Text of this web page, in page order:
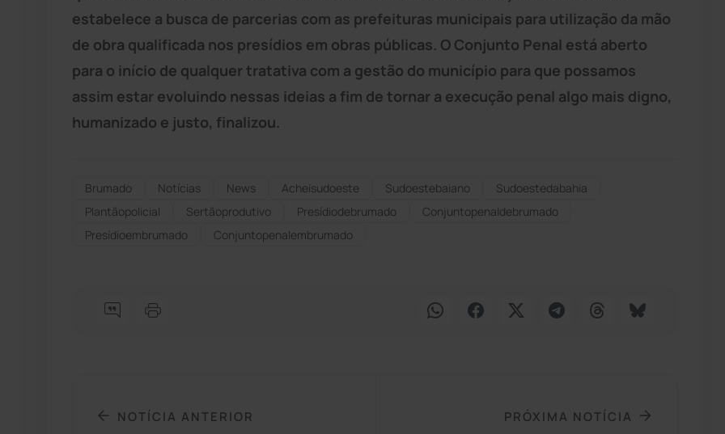
estabelece a busca de parcerias com as prefeituras municipais para utilização da mão
de obra qualificada nos presídios em obras públicas. O Conjunto Penal está aberto
para o início de qualquer tratativa com a gestão do município para que possamos
assim estar evoluindo nessas ideias a fim de tornar a execução penal algo mais digno,
humanizado e justo, finalizou.
Brumado Notícias News Acheisudoeste Sudoestebaiano
Sudoestedabahia
Plantãopolicial
Sertãoprodutivo Presídiodebrumado
Conjuntopenaldebrumado
Presídioembrumado
Conjuntopenalembrumado
NOTÍCIA ANTERIOR PRÓXIMA NOTÍCIA